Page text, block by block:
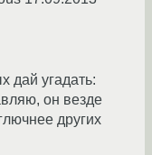
дай угадать:
он везде
других